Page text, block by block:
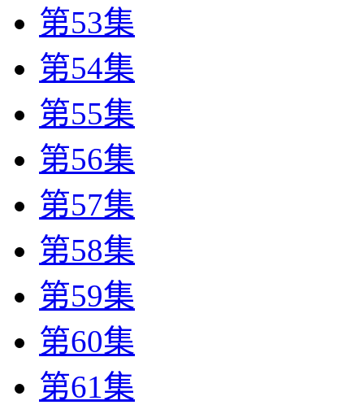
第53集
第54集
第55集
第56集
第57集
第58集
第59集
第60集
第61集